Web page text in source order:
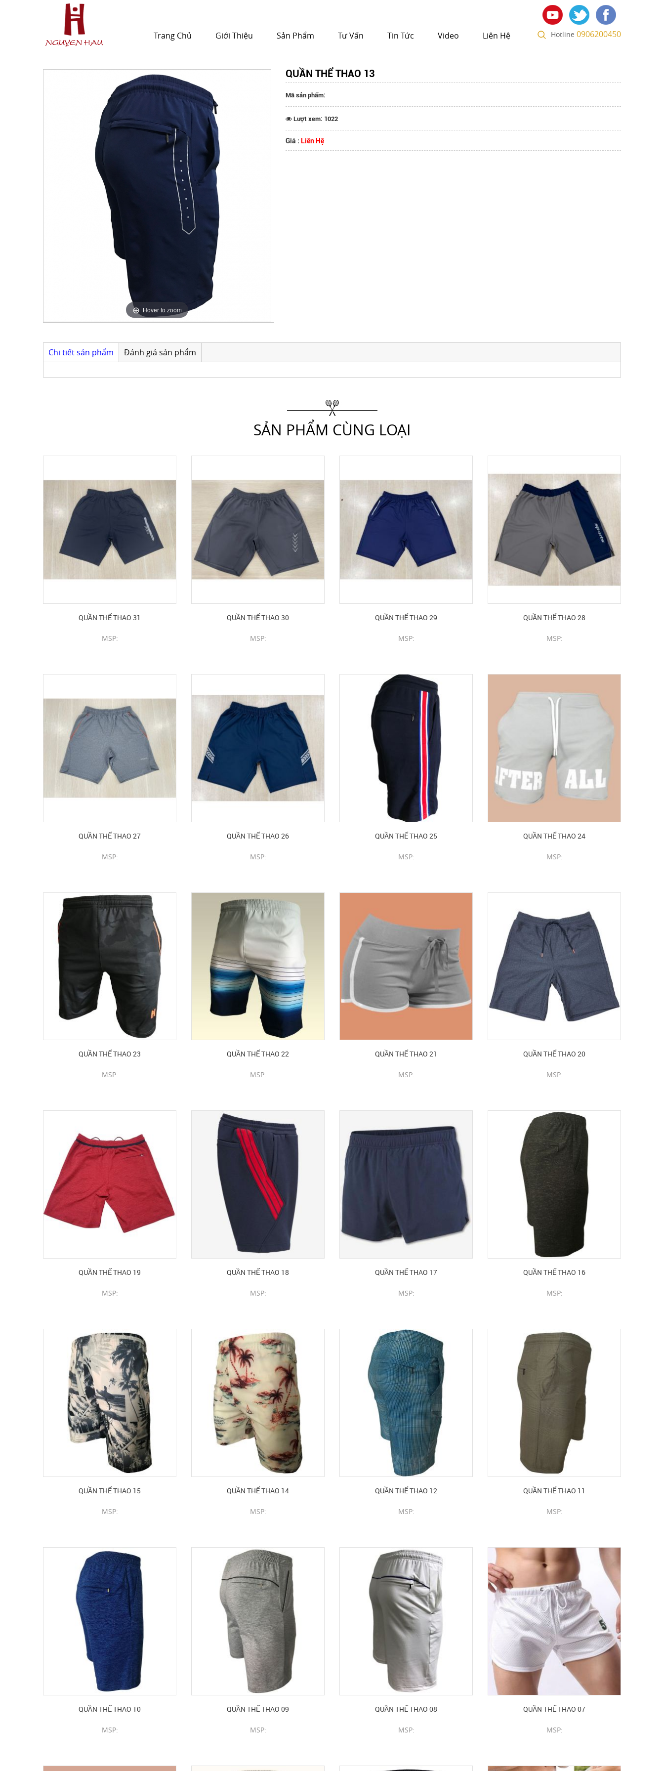
Trang Chủ Giới Thiệu Sản Phẩm Tư Vấn Tin Tức Video Liên Hệ Hotline 0906200450
Hover to zoom
QUẦN THỂ THAO 13
Mã sản phẩm:
Lượt xem: 1022
Giá : Liên Hệ
Chi tiết sản phẩm Đánh giá sản phẩm
SẢN PHẨM CÙNG LOẠI
QUẦN THỂ THAO 31
MSP:
QUẦN THỂ THAO 30
MSP:
QUẦN THỂ THAO 29
MSP:
QUẦN THỂ THAO 28
MSP:
QUẦN THỂ THAO 27
MSP:
QUẦN THỂ THAO 26
MSP:
QUẦN THỂ THAO 25
MSP:
QUẦN THỂ THAO 24
MSP:
QUẦN THỂ THAO 23
MSP:
QUẦN THỂ THAO 22
MSP:
QUẦN THỂ THAO 21
MSP:
QUẦN THỂ THAO 20
MSP:
QUẦN THỂ THAO 19
MSP:
QUẦN THỂ THAO 18
MSP:
QUẦN THỂ THAO 17
MSP:
QUẦN THỂ THAO 16
MSP:
QUẦN THỂ THAO 15
MSP:
QUẦN THỂ THAO 14
MSP:
QUẦN THỂ THAO 12
MSP:
QUẦN THỂ THAO 11
MSP:
QUẦN THỂ THAO 10
MSP:
QUẦN THỂ THAO 09
MSP:
QUẦN THỂ THAO 08
MSP:
QUẦN THỂ THAO 07
MSP: